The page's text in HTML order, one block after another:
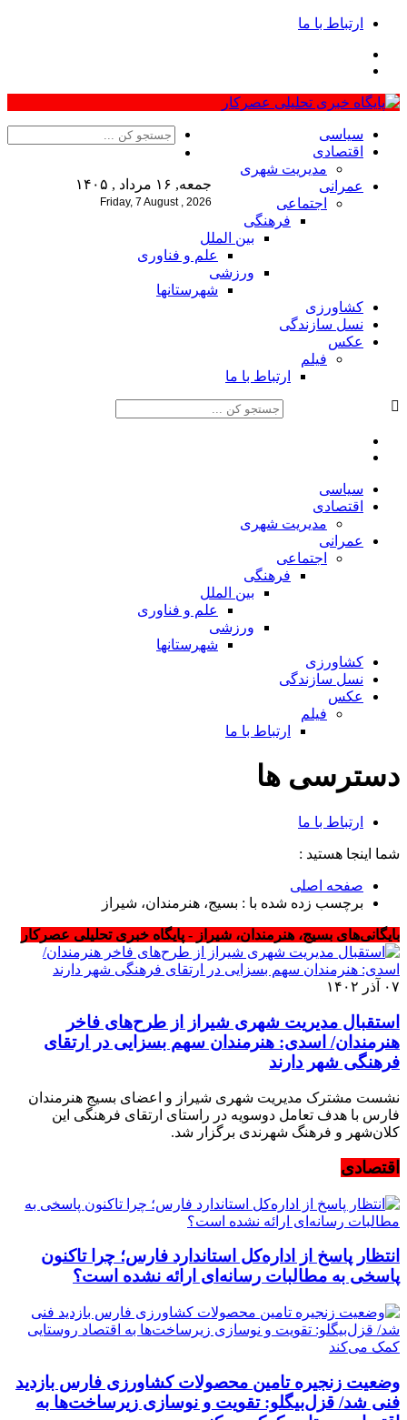
ارتباط با ما
جمعه, ۱۶ مرداد , ۱۴۰۵
Friday, 7 August , 2026
سیاسی
اقتصادی
مدیریت شهری
عمرانی
اجتماعی
فرهنگی
بین الملل
علم و فناوری
ورزشی
شهرستانها
کشاورزی
نسل سازندگی
عکس
فیلم
ارتباط با ما
سیاسی
اقتصادی
مدیریت شهری
عمرانی
اجتماعی
فرهنگی
بین الملل
علم و فناوری
ورزشی
شهرستانها
کشاورزی
نسل سازندگی
عکس
فیلم
ارتباط با ما
دسترسی ها
ارتباط با ما
شما اینجا هستید :
صفحه اصلی
برچسب زده شده با : بسیج، هنرمندان، شیراز
بایگانی‌های بسیج، هنرمندان، شیراز - پایگاه خبری تحلیلی عصرکار
۰۷ آذر ۱۴۰۲
استقبال مدیریت شهری شیراز از طرح‌های فاخر
هنرمندان/ اسدی: هنرمندان سهم بسزایی در ارتقای
فرهنگی شهر دارند
نشست مشترک مدیریت شهری شیراز و اعضای بسیج هنرمندان
فارس با هدف تعامل دوسویه در راستای ارتقای فرهنگی این
کلان‌شهر و فرهنگ شهرندی برگزار شد.
اقتصادی
انتظار پاسخ از اداره‌کل استاندارد فارس؛ چرا تاکنون
پاسخی به مطالبات رسانه‌ای ارائه نشده است؟
وضعیت زنجیره تامین محصولات کشاورزی فارس بازدید
فنی شد/ قزل‌بیگلو: تقویت و نوسازی زیرساخت‌ها به